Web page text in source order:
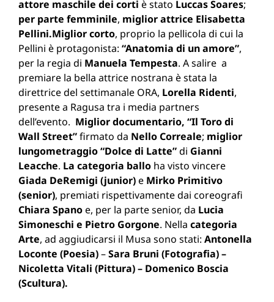
attore maschile dei corti è stato Luccas Soares;
per parte femminile, miglior attrice Elisabetta
Pellini.Miglior corto, proprio la pellicola di cui la
Pellini è protagonista: “Anatomia di un amore”,
per la regia di Manuela Tempesta. A salire a
premiare la bella attrice nostrana è stata la
direttrice del settimanale ORA, Lorella Ridenti,
presente a Ragusa tra i media partners
dell’evento. Miglior documentario, “Il Toro di
Wall Street”firmato da Nello Correale; miglior
lungometraggio “Dolce di Latte”di Gianni
Leacche. La categoria ballo ha visto vincere
Giada DeRemigi (junior)e Mirko Primitivo
(senior), premiati rispettivamente dai coreografi
Chiara Spanoe, per la parte senior, da Lucia
Simoneschi e Pietro Gorgone. Nella categoria
Arte, ad aggiudicarsi il Musa sono stati: Antonella
Loconte (Poesia)–Sara Bruni (Fotografia) –
Nicoletta Vitali (Pittura) – Domenico Boscia
(Scultura).